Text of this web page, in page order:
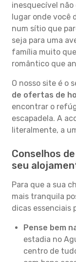
inesquecível
lugar onde você
num sítio que
seja para uma
família muito
romântico que
O nosso site é o
de ofertas de
encontrar o
escapadela. A
literalmente, a
Conselhos
seu
Para que a sua
mais tranquila
dicas essenciais
Pense bem
estadia no
centro de